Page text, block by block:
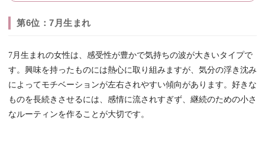
第6位：7月生まれ
7月生まれの女性は、感受性が豊かで気持ちの波が大きいタイプで
す。興味を持ったものには熱心に取り組みますが、気分の浮き沈み
によってモチベーションが左右されやすい傾向があります。好きな
ものを長続きさせるには、感情に流されすぎず、継続のための小さ
なルーティンを作ることが大切です。